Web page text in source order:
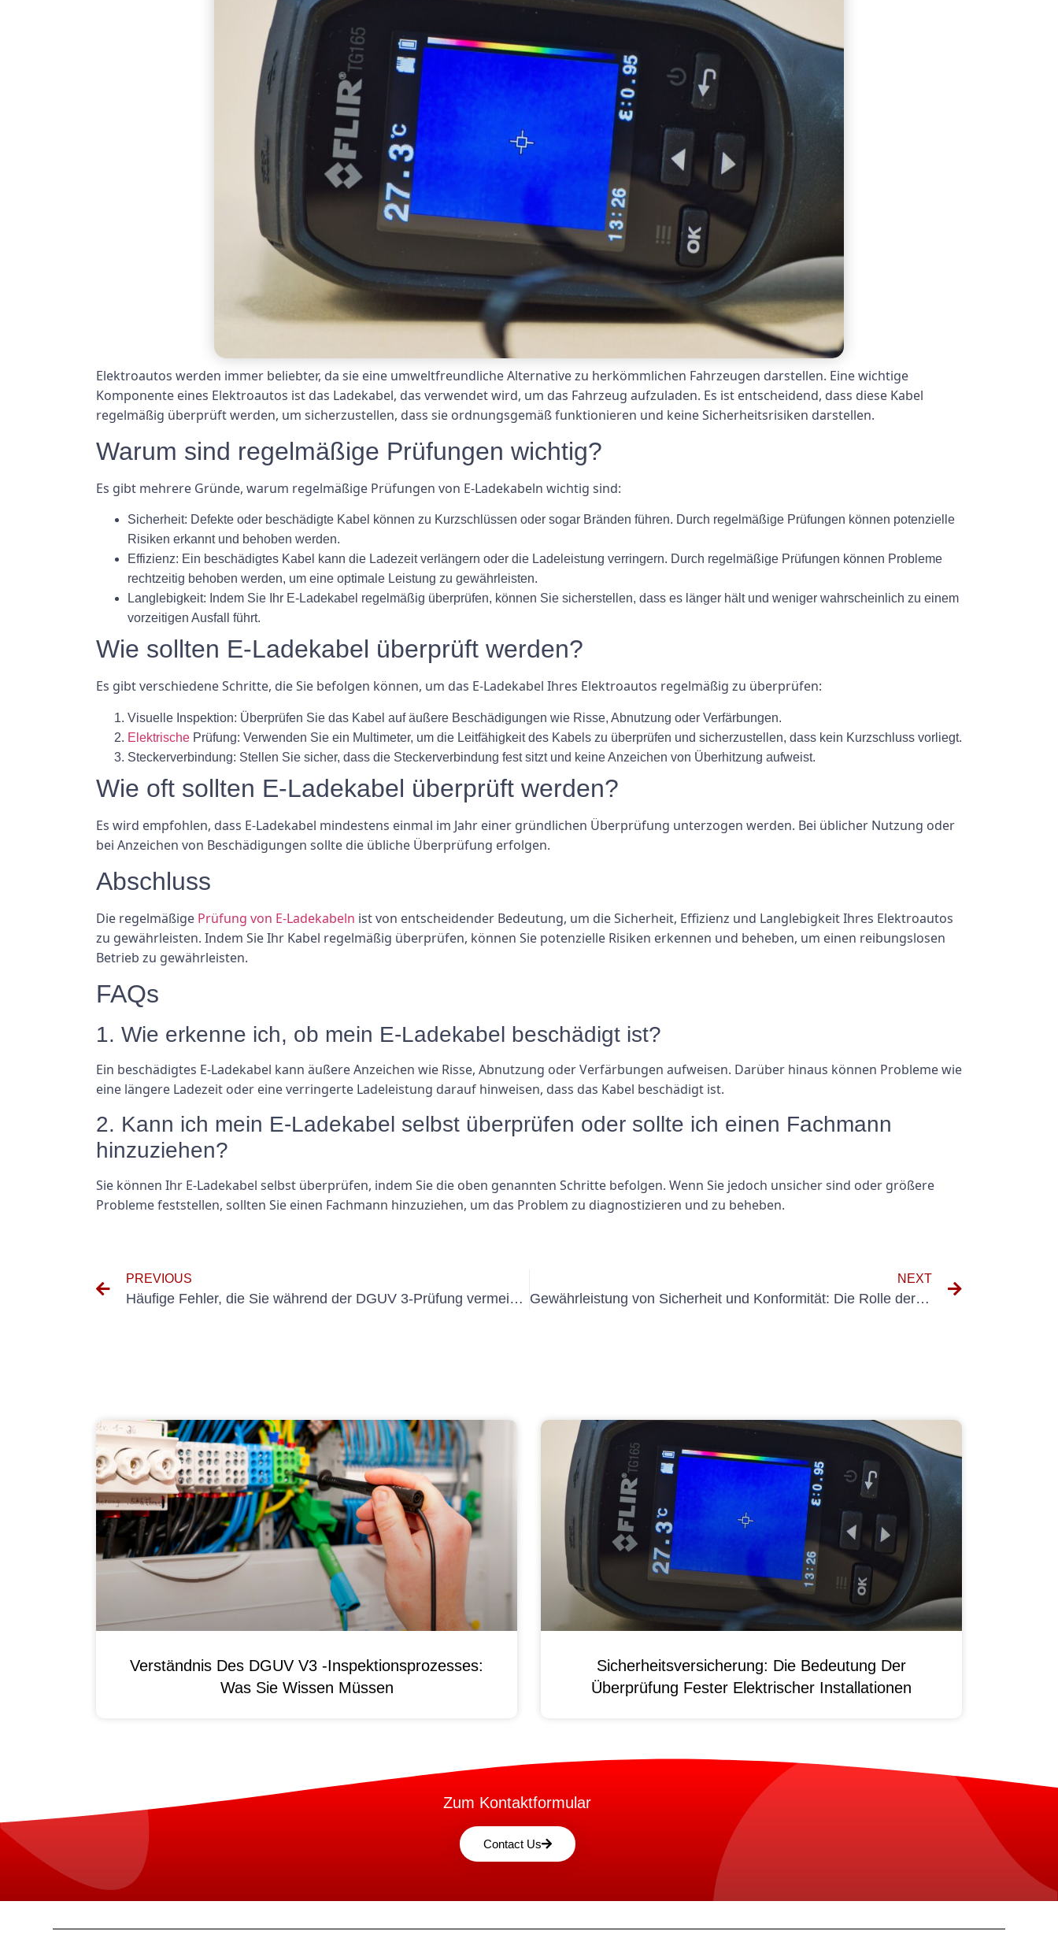
Elektroautos werden immer beliebter, da sie eine umweltfreundliche Alternative zu herkömmlichen Fahrzeugen darstellen. Eine wichtige
Komponente eines Elektroautos ist das Ladekabel, das verwendet wird, um das Fahrzeug aufzuladen. Es ist entscheidend, dass diese Kabel
regelmäßig überprüft werden, um sicherzustellen, dass sie ordnungsgemäß funktionieren und keine Sicherheitsrisiken darstellen.
Warum sind regelmäßige Prüfungen wichtig?
Es gibt mehrere Gründe, warum regelmäßige Prüfungen von E-Ladekabeln wichtig sind:
Sicherheit: Defekte oder beschädigte Kabel können zu Kurzschlüssen oder sogar Bränden führen. Durch regelmäßige Prüfungen können potenzielle
Risiken erkannt und behoben werden.
Effizienz: Ein beschädigtes Kabel kann die Ladezeit verlängern oder die Ladeleistung verringern. Durch regelmäßige Prüfungen können Probleme
rechtzeitig behoben werden, um eine optimale Leistung zu gewährleisten.
Langlebigkeit: Indem Sie Ihr E-Ladekabel regelmäßig überprüfen, können Sie sicherstellen, dass es länger hält und weniger wahrscheinlich zu einem
vorzeitigen Ausfall führt.
Wie sollten E-Ladekabel überprüft werden?
Es gibt verschiedene Schritte, die Sie befolgen können, um das E-Ladekabel Ihres Elektroautos regelmäßig zu überprüfen:
Visuelle Inspektion: Überprüfen Sie das Kabel auf äußere Beschädigungen wie Risse, Abnutzung oder Verfärbungen.
Elektrische Prüfung: Verwenden Sie ein Multimeter, um die Leitfähigkeit des Kabels zu überprüfen und sicherzustellen, dass kein Kurzschluss vorliegt.
Steckerverbindung: Stellen Sie sicher, dass die Steckerverbindung fest sitzt und keine Anzeichen von Überhitzung aufweist.
Wie oft sollten E-Ladekabel überprüft werden?
Es wird empfohlen, dass E-Ladekabel mindestens einmal im Jahr einer gründlichen Überprüfung unterzogen werden. Bei üblicher Nutzung oder
bei Anzeichen von Beschädigungen sollte die übliche Überprüfung erfolgen.
Abschluss
Die regelmäßige Prüfung von E-Ladekabeln ist von entscheidender Bedeutung, um die Sicherheit, Effizienz und Langlebigkeit Ihres Elektroautos
zu gewährleisten. Indem Sie Ihr Kabel regelmäßig überprüfen, können Sie potenzielle Risiken erkennen und beheben, um einen reibungslosen
Betrieb zu gewährleisten.
FAQs
1. Wie erkenne ich, ob mein E-Ladekabel beschädigt ist?
Ein beschädigtes E-Ladekabel kann äußere Anzeichen wie Risse, Abnutzung oder Verfärbungen aufweisen. Darüber hinaus können Probleme wie
eine längere Ladezeit oder eine verringerte Ladeleistung darauf hinweisen, dass das Kabel beschädigt ist.
2. Kann ich mein E-Ladekabel selbst überprüfen oder sollte ich einen Fachmann
hinzuziehen?
Sie können Ihr E-Ladekabel selbst überprüfen, indem Sie die oben genannten Schritte befolgen. Wenn Sie jedoch unsicher sind oder größere
Probleme feststellen, sollten Sie einen Fachmann hinzuziehen, um das Problem zu diagnostizieren und zu beheben.
PREVIOUS
Häufige Fehler, die Sie während der DGUV 3-Prüfung vermeiden sollten
NEXT
Gewährleistung von Sicherheit und Konformität: Die Rolle der Prüfung nach VDE 701 702 bei elektrischen Inspektionen
Verständnis Des DGUV V3 -Inspektionsprozesses:
Was Sie Wissen Müssen
Sicherheitsversicherung: Die Bedeutung Der
Überprüfung Fester Elektrischer Installationen
Zum Kontaktformular
Contact Us